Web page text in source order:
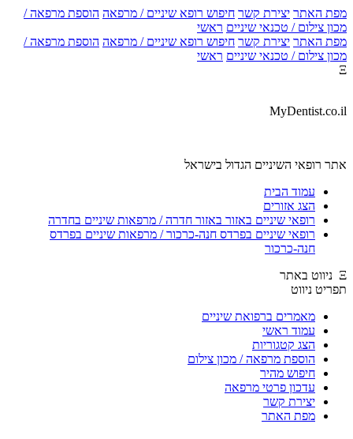
מפת האתר יצירת קשר חיפוש רופא שיניים / מרפאה הוספת מרפאה /
מכון צילום / טכנאי שיניים ראשי
מפת האתר יצירת קשר חיפוש רופא שיניים / מרפאה הוספת מרפאה /
מכון צילום / טכנאי שיניים ראשי
Ξ
MyDentist.co.il
אתר רופאי השיניים הגדול בישראל
עמוד הבית
הצג אזורים
רופאי שיניים באזור באזור חדרה / מרפאות שיניים בחדרה
רופאי שיניים בפרדס חנה-כרכור / מרפאות שיניים בפרדס
חנה-כרכור
Ξ ניווט באתר
תפריט ניווט
מאמרים ברפואת שיניים
עמוד ראשי
הצג קטגוריות
הוספת מרפאה / מכון צילום
חיפוש מהיר
עדכון פרטי מרפאה
יצירת קשר
מפת האתר